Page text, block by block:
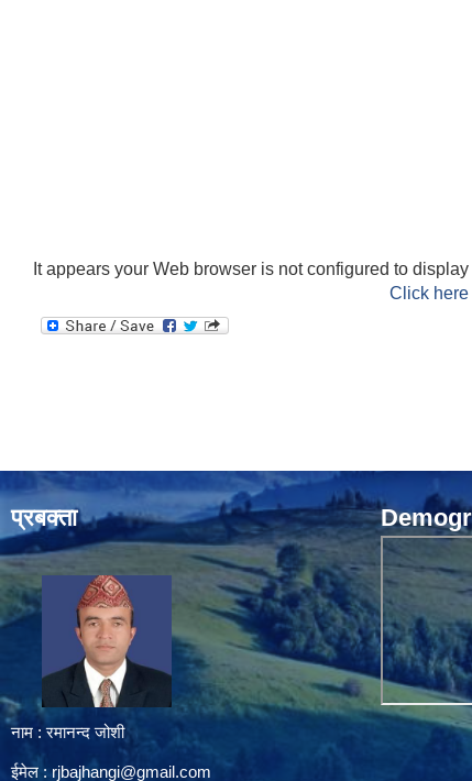
It appears your Web browser is not configured to
Click
प्रबक्ता
नाम : रमानन्द जोशी
ईमेल :rjbajhangi@gmail.com